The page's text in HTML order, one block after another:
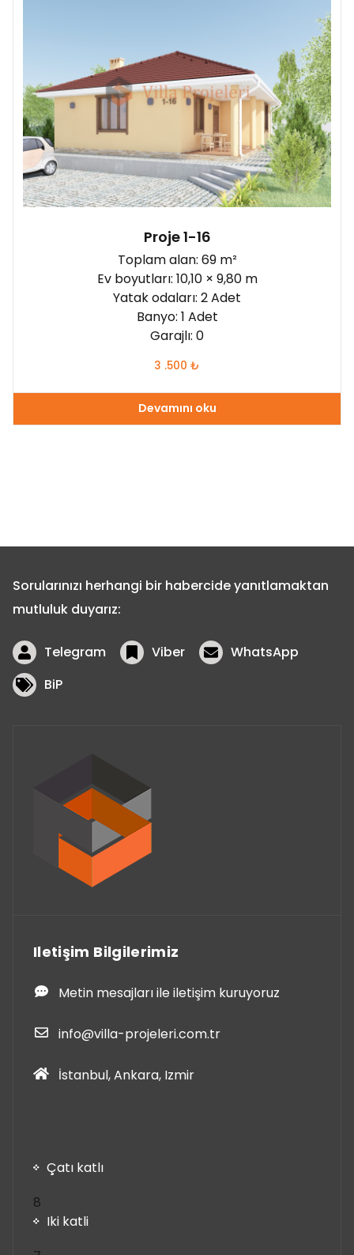
Proje 1-16
Toplam alan: 69 m²
Ev boyutları: 10,10 × 9,80 m
Yatak odaları: 2 Adet
Banyo: 1 Adet
Garajlı: 0
3 .500 ₺
Devamını oku
Sorularınızı herhangi bir habercide yanıtlamaktan
mutluluk duyarız:
Telegram Viber
WhatsApp
BiP
Iletişim Bilgilerimiz
Metin mesajları ile iletişim kuruyoruz
info@villa-projeleri.com.tr
İstanbul, Ankara, Izmir
Çatı katlı
8
ürün
Iki katli